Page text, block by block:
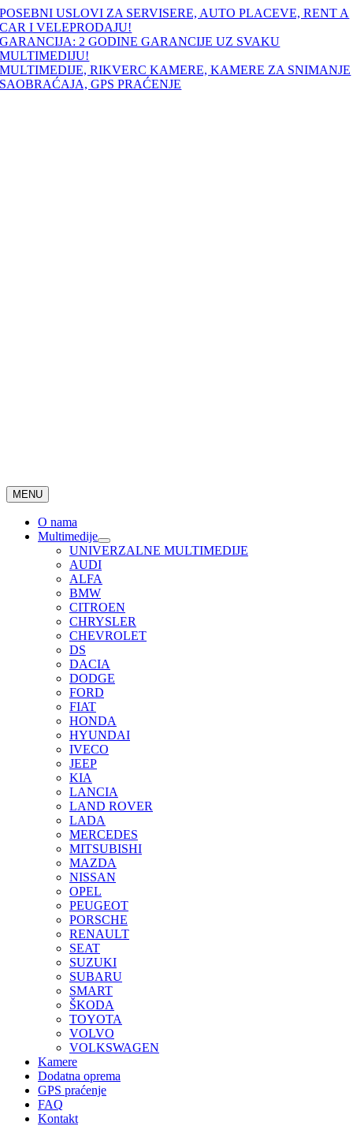
Skip
to
content
POSEBNI USLOVI ZA SERVISERE, AUTO PLACEVE, RENT A
CAR I VELEPRODAJU!
GARANCIJA: 2 GODINE GARANCIJE UZ SVAKU
MULTIMEDIJU!
MULTIMEDIJE, RIKVERC KAMERE, KAMERE ZA SNIMANJE
SAOBRAĆAJA, GPS PRAĆENJE
MENU
O nama
Multimedije
UNIVERZALNE MULTIMEDIJE
AUDI
ALFA
BMW
CITROEN
CHRYSLER
CHEVROLET
DS
DACIA
DODGE
FORD
FIAT
HONDA
HYUNDAI
IVECO
JEEP
KIA
LANCIA
LAND ROVER
LADA
MERCEDES
MITSUBISHI
MAZDA
NISSAN
OPEL
PEUGEOT
PORSCHE
RENAULT
SEAT
SUZUKI
SUBARU
SMART
ŠKODA
TOYOTA
VOLVO
VOLKSWAGEN
Kamere
Dodatna oprema
GPS praćenje
FAQ
Kontakt